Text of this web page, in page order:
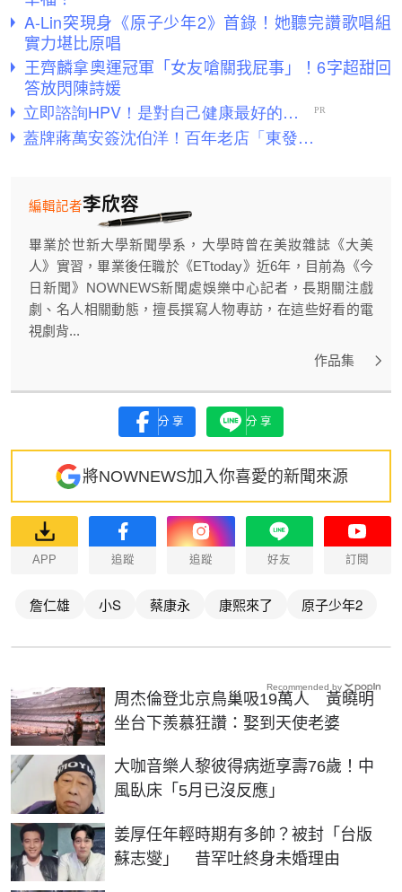
A-Lin突現身《原子少年2》首錄！她聽完讚歌唱組
實力堪比原唱
王齊麟拿奧運冠軍「女友嗆關我屁事」！6字超甜回
答放閃陳詩媛
李欣容
編輯記者
畢業於世新大學新聞學系，大學時曾在美妝雜誌《大美
人》實習，畢業後任職於《ETtoday》近6年，目前為《今
日新聞》NOWNEWS新聞處娛樂中心記者，長期關注戲
劇、名人相關動態，擅長撰寫人物專訪，在這些好看的電
視劇背...
作品集
分享 分享
將NOWNEWS加入你喜愛的新聞來源
APP 追蹤 追蹤 好友 訂閱
詹仁雄 小S 蔡康永 康熙來了 原子少年2
周杰倫登北京鳥巢吸19萬人 黃曉明
坐台下羨慕狂讚：娶到天使老婆
大咖音樂人黎彼得病逝享壽76歲！中
風臥床「5月已沒反應」
姜厚任年輕時期有多帥？被封「台版
蘇志燮」 昔罕吐終身未婚理由
Recommended by